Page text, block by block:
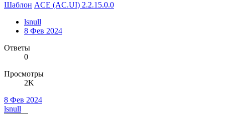
Шаблон ACE (AC.UI) 2.2.15.0.0
lsnull
8 Фев 2024
Ответы
0
Просмотры
2K
8 Фев 2024
lsnull